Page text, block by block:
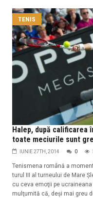
TENIS
Halep, după calificarea
toate meciurile sunt
IUNIE 27TH, 2014 0
Tenismena română a
turul III al turneului de Mare
cu ceva emoţii pe
mulţumită că, deşi mai greu